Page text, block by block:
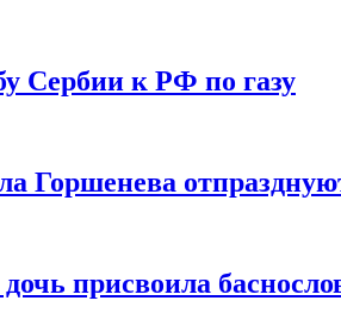
Сербии к РФ по газу
Горшенева
присвоила